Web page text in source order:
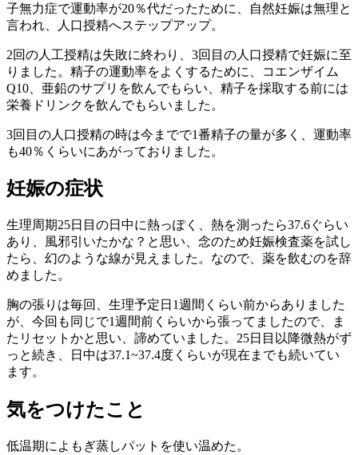
子無力症で運動率が20％代だったために、自然妊娠は無理と
言われ、人口授精へステップアップ。
2回の人工授精は失敗に終わり、3回目の人口授精で妊娠に至
りました。精子の運動率をよくするために、コエンザイム
Q10、亜鉛のサプリを飲んでもらい、精子を採取する前には
栄養ドリンクを飲んでもらいました。
3回目の人口授精の時は今までで1番精子の量が多く、運動率
も40％くらいにあがっておりました。
妊娠の症状
生理周期25日目の日中に熱っぽく、熱を測ったら37.6ぐらい
あり、風邪引いたかな？と思い、念のため妊娠検査薬を試し
たら、幻のような線が見えました。なので、薬を飲むのを辞
めました。
胸の張りは毎回、生理予定日1週間くらい前からありました
が、今回も同じで1週間前くらいから張ってましたので、ま
たリセットかと思い、諦めていました。25日目以降微熱がず
っと続き、日中は37.1~37.4度くらいが現在までも続いてい
ます。
気をつけたこと
低温期によもぎ蒸しパットを使い温めた。